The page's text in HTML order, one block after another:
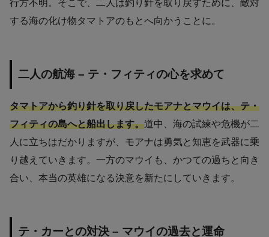
行方不明。そこで、二人は釣り針を取り戻すために、敵対
する海の化け物タマトアのもとへ向かうことに。
二人の航海 – テ・フィティの心を求めて
タマトアから釣り針を取り戻したモアナとマウイは、テ・
フィティの島へと船出します。道中、海の試練や危機が二
人に立ちはだかりますが、モアナは勇気と知恵を武器に乗
り越えていきます。一方のマウイも、かつての過ちと向き
合い、本当の英雄になる決意を新たにしていきます。
テ・カーとの対決 – マウイの過去と運命